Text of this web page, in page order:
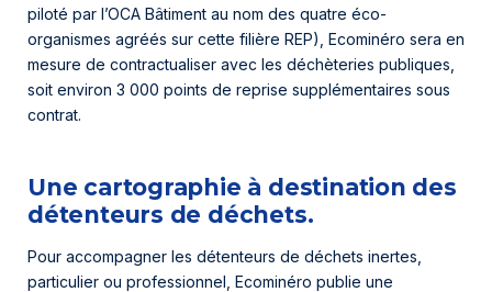
piloté par l’OCA Bâtiment au nom des quatre éco-
organismes agréés sur cette filière REP), Ecominéro sera en
mesure de contractualiser avec les déchèteries publiques,
soit environ 3 000 points de reprise supplémentaires sous
contrat.
Une cartographie à destination des
détenteurs de déchets.
Pour accompagner les détenteurs de déchets inertes,
particulier ou professionnel, Ecominéro publie une